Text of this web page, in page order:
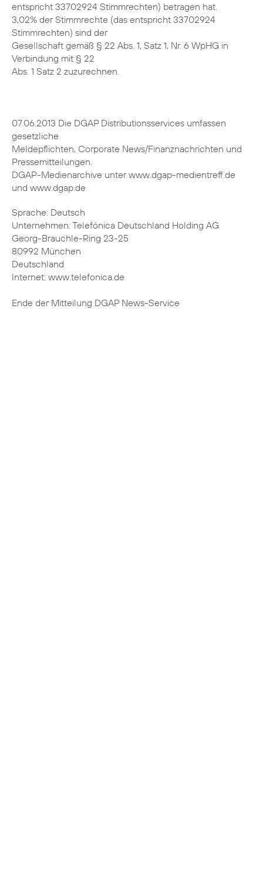
entspricht 33702924 Stimmrechten) betragen hat.
3,02% der Stimmrechte (das entspricht 33702924
Stimmrechten) sind der
Gesellschaft gemäß § 22 Abs. 1, Satz 1, Nr. 6 WpHG in
Verbindung mit § 22
Abs. 1 Satz 2 zuzurechnen.
07.06.2013 Die DGAP Distributionsservices umfassen
gesetzliche
Meldepflichten, Corporate News/Finanznachrichten und
Pressemitteilungen.
DGAP-Medienarchive unter www.dgap-medientreff.de
und www.dgap.de
Sprache: Deutsch
Unternehmen: Telefónica Deutschland Holding AG
Georg-Brauchle-Ring 23-25
80992 München
Deutschland
Internet: www.telefonica.de
Ende der Mitteilung DGAP News-Service